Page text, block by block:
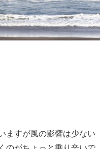
ますが風の影響は少ない